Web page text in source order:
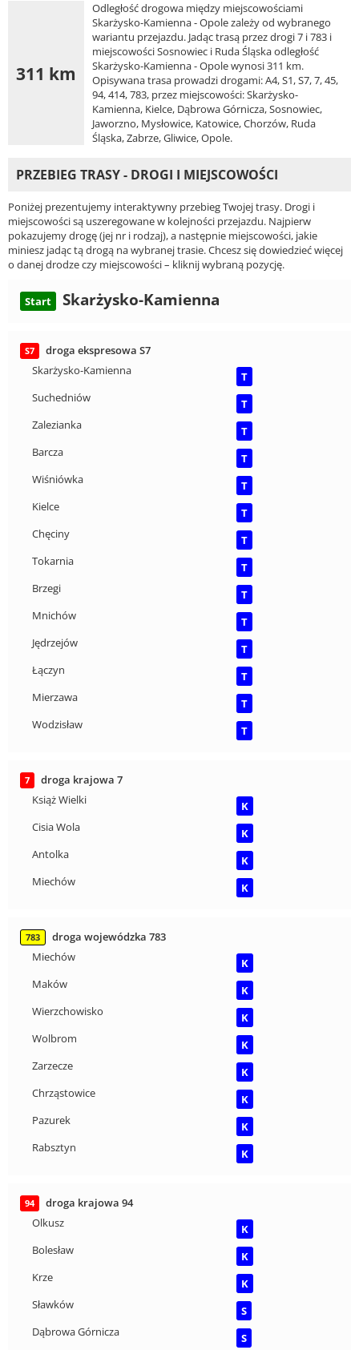
311 km
Odległość drogowa między miejscowościami
Skarżysko-Kamienna - Opole zależy od wybranego
wariantu przejazdu. Jadąc trasą przez drogi 7 i 783 i
miejscowości Sosnowiec i Ruda Śląska odległość
Skarżysko-Kamienna - Opole wynosi 311 km.
Opisywana trasa prowadzi drogami: A4, S1, S7, 7, 45,
94, 414, 783, przez miejscowości: Skarżysko-
Kamienna, Kielce, Dąbrowa Górnicza, Sosnowiec,
Jaworzno, Mysłowice, Katowice, Chorzów, Ruda
Śląska, Zabrze, Gliwice, Opole.
PRZEBIEG TRASY - DROGI I MIEJSCOWOŚCI
Poniżej prezentujemy interaktywny przebieg Twojej trasy. Drogi i
miejscowości są uszeregowane w kolejności przejazdu. Najpierw
pokazujemy drogę (jej nr i rodzaj), a następnie miejscowości, jakie
miniesz jadąc tą drogą na wybranej trasie. Chcesz się dowiedzieć więcej
o danej drodze czy miejscowości – kliknij wybraną pozycję.
Start Skarżysko-Kamienna
S7
droga ekspresowa S7
Skarżysko-Kamienna
T
Suchedniów
T
Zalezianka
T
Barcza
T
Wiśniówka
T
Kielce
T
Chęciny
T
Tokarnia
T
Brzegi
T
Mnichów
T
Jędrzejów
T
Łączyn
T
Mierzawa
T
Wodzisław
T
7
droga krajowa 7
Książ Wielki
K
Cisia Wola
K
Antolka
K
Miechów
K
783
droga wojewódzka 783
Miechów
K
Maków
K
Wierzchowisko
K
Wolbrom
K
Zarzecze
K
Chrząstowice
K
Pazurek
K
Rabsztyn
K
94
droga krajowa 94
Olkusz
K
Bolesław
K
Krze
K
Sławków
S
Dąbrowa Górnicza
S